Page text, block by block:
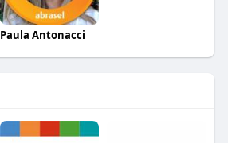
Paula Antonacci